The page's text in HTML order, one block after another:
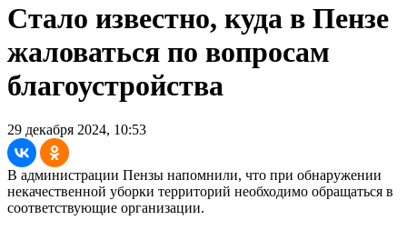
Стало известно, куда в Пензе
жаловаться по вопросам
благоустройства
29 декабря 2024, 10:53
В администрации Пензы напомнили, что при обнаружении
некачественной уборки территорий необходимо обращаться в
соответствующие организации.